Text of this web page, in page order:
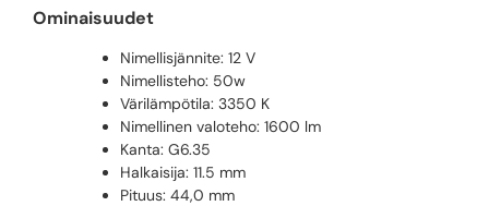
Ominaisuudet
Nimellisjännite: 12 V
Nimellisteho: 50w
Värilämpötila: 3350 K
Nimellinen valoteho: 1600 lm
Kanta: G6.35
Halkaisija: 11.5 mm
Pituus: 44,0 mm